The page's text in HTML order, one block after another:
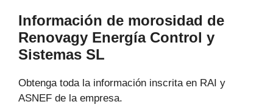
Información de morosidad de
Renovagy Energía Control y
Sistemas SL
Obtenga toda la información inscrita en RAI y
ASNEF de la empresa.